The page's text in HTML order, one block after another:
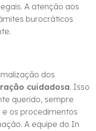
A atenção aos
burocráticos
dos
cuidadosa. Isso
querido, sempre
os procedimentos
A equipe do In